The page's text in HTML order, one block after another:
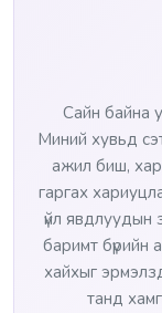
Сайн байна
Миний хувьд
ажил биш,
гаргах
үйл явдлуудын
баримт бүрийн
хайхыг
танд